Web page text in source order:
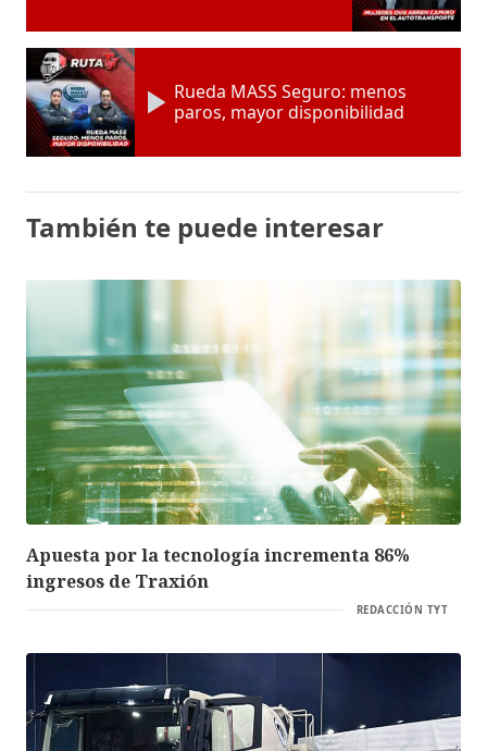
Rueda MASS Seguro: menos
paros, mayor disponibilidad
También te puede interesar
Apuesta por la tecnología incrementa 86%
ingresos de Traxión
REDACCIÓN TYT